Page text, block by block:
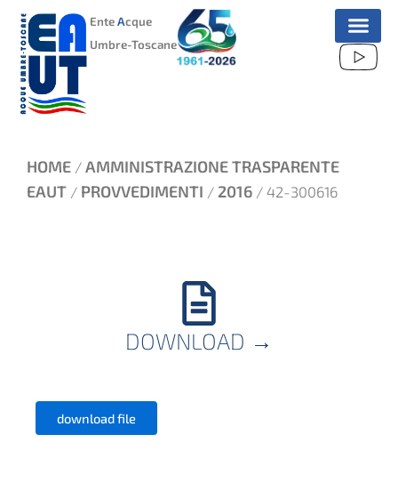
VAI
CONTENUTO
EnteAcque
Umbre-Toscane
HOME / AMMINISTRAZIONE TRASPARENTE
EAUT / PROVVEDIMENTI / 2016 / 42-300616
DOWNLOAD →
download file